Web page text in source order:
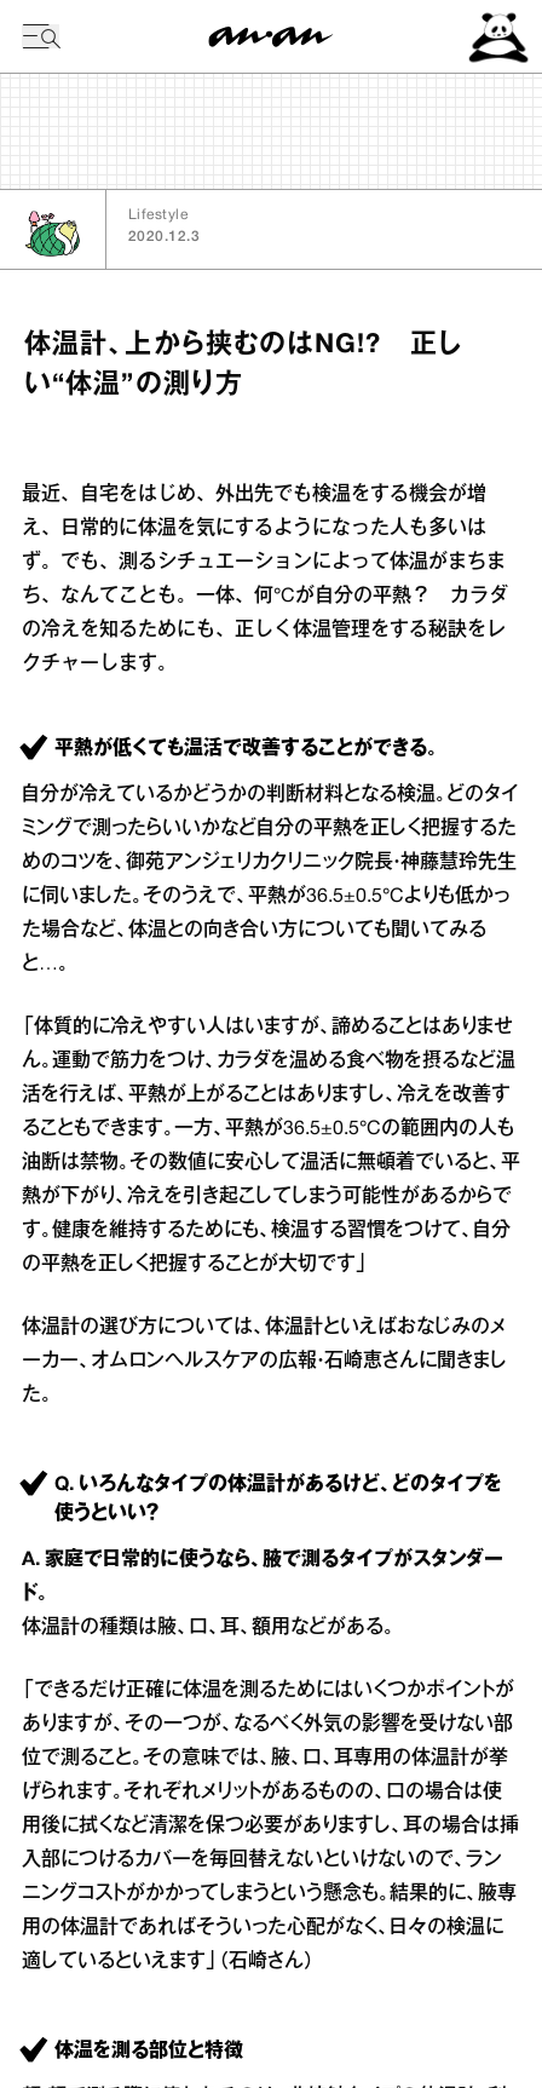
Lifestyle
2020.12.3
体温計、上から挟むのはNG!? 正し
い“体温”の測り方
最近、自宅をはじめ、外出先でも検温をする機会が増
え、日常的に体温を気にするようになった人も多いは
ず。でも、測るシチュエーションによって体温がまちま
ち、なんてことも。一体、何°Cが自分の平熱？ カラダ
の冷えを知るためにも、正しく体温管理をする秘訣をレ
クチャーします。
平熱が低くても温活で改善することができる。
自分が冷えているかどうかの判断材料となる検温。どのタイ
ミングで測ったらいいかなど自分の平熱を正しく把握するた
めのコツを、御苑アンジェリカクリニック院長・神藤慧玲先生
に伺いました。そのうえで、平熱が36.5±0.5°Cよりも低かっ
た場合など、体温との向き合い方についても聞いてみる
と…。
「体質的に冷えやすい人はいますが、諦めることはありませ
ん。運動で筋力をつけ、カラダを温める食べ物を摂るなど温
活を行えば、平熱が上がることはありますし、冷えを改善す
ることもできます。一方、平熱が36.5±0.5°Cの範囲内の人も
油断は禁物。その数値に安心して温活に無頓着でいると、平
熱が下がり、冷えを引き起こしてしまう可能性があるからで
す。健康を維持するためにも、検温する習慣をつけて、自分
の平熱を正しく把握することが大切です」
体温計の選び方については、体温計といえばおなじみのメ
ーカー、オムロンヘルスケアの広報・石崎恵さんに聞きまし
た。
Q. いろんなタイプの体温計があるけど、どのタイプを
使うといい？
A. 家庭で日常的に使うなら、腋で測るタイプがスタンダー
ド。
体温計の種類は腋、口、耳、額用などがある。
「できるだけ正確に体温を測るためにはいくつかポイントが
ありますが、その一つが、なるべく外気の影響を受けない部
位で測ること。その意味では、腋、口、耳専用の体温計が挙
げられます。それぞれメリットがあるものの、口の場合は使
用後に拭くなど清潔を保つ必要がありますし、耳の場合は挿
入部につけるカバーを毎回替えないといけないので、ラン
ニングコストがかかってしまうという懸念も。結果的に、腋専
用の体温計であればそういった心配がなく、日々の検温に
適しているといえます」（石崎さん）
体温を測る部位と特徴